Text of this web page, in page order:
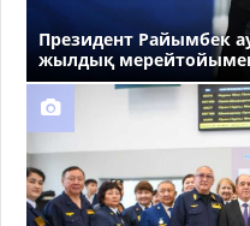
Президент Райымбек
жылдық